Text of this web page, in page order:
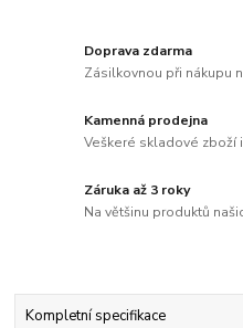
Doprava zdarma
Zásilkovnou při nákupu
Kamenná prodejna
Veškeré skladové zboží
Záruka až 3 roky
Na většinu produktů
Kompletní specifikace